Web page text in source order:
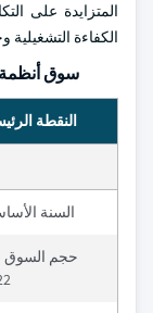
المتزايدة على
الكفاءة
سوق أنظمة
النقطة
السنة
حجم